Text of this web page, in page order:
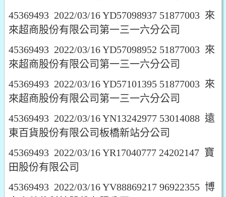
45369493 2022/03/16 YD57098937 51877003 來
來超商股份有限公司第一三一六分公司
45369493 2022/03/16 YD57098952 51877003 來
來超商股份有限公司第一三一六分公司
45369493 2022/03/16 YD57101395 51877003 來
來超商股份有限公司第一三一六分公司
45369493 2022/03/16 YN13242977 53014088 遠
東百貨股份有限公司板橋新站分公司
45369493 2022/03/16 YR17040777 24202147 寶
田股份有限公司
45369493 2022/03/16 YV88869217 96922355 博